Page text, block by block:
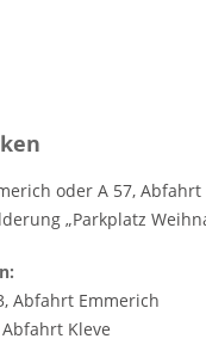
oder A 57,
„Parkplatz
Abfahrt Emmerich
Kleve